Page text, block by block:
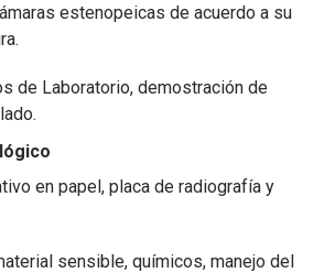
estenopeicas de acuerdo a su
de Laboratorio, demostración de
en papel, placa de radiografía y
sensible, químicos, manejo del